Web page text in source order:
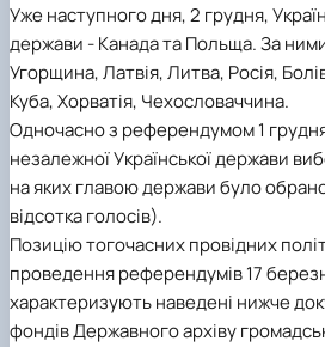
Уже наступного дня, 2 грудня,
держави - Канада та Польща. За
Угорщина, Латвія, Литва, Росія,
Куба, Хорватія, Чехословаччина.
Одночасно з референдумом 1 грудня
незалежної Української держави
на яких главою держави було
відсотка голосів).
Позицію тогочасних провідних
проведення референдумів 17
характеризують наведені нижче
фондів Державного архіву